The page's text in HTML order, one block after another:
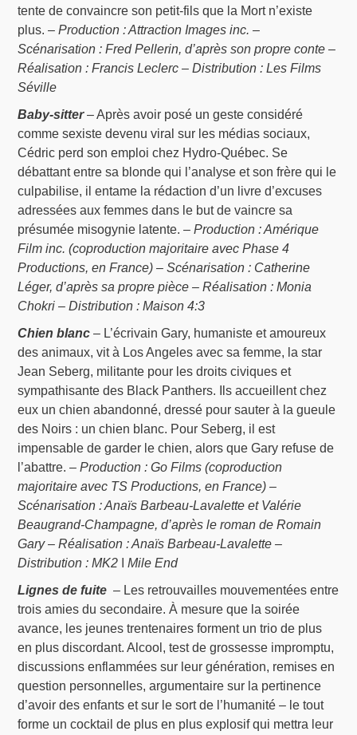
tente de convaincre son petit-fils que la Mort n’existe
plus. –Production : Attraction Images inc. –
Scénarisation : Fred Pellerin, d’après son propre conte –
Réalisation : Francis Leclerc – Distribution : Les Films
Séville
Baby-sitter– Après avoir posé un geste considéré
comme sexiste devenu viral sur les médias sociaux,
Cédric perd son emploi chez Hydro-Québec. Se
débattant entre sa blonde qui l’analyse et son frère qui le
culpabilise, il entame la rédaction d’un livre d’excuses
adressées aux femmes dans le but de vaincre sa
présumée misogynie latente. –Production : Amérique
Film inc. (coproduction majoritaire avec Phase 4
Productions, en France) – Scénarisation : Catherine
Léger, d’après sa propre pièce – Réalisation : Monia
Chokri – Distribution : Maison 4:3
Chien blanc – L’écrivain Gary, humaniste et amoureux
des animaux, vit à Los Angeles avec sa femme, la star
Jean Seberg, militante pour les droits civiques et
sympathisante des Black Panthers. Ils accueillent chez
eux un chien abandonné, dressé pour sauter à la gueule
des Noirs : un chien blanc. Pour Seberg, il est
impensable de garder le chien, alors que Gary refuse de
l’abattre. –Production : Go Films (coproduction
majoritaire avec TS Productions, en France) –
Scénarisation : Anaïs Barbeau-Lavalette et Valérie
Beaugrand-Champagne, d’après le roman de Romain
Gary – Réalisation : Anaïs Barbeau-Lavalette –
Distribution : MK2 ǀ Mile End
Lignes de fuite – Les retrouvailles mouvementées entre
trois amies du secondaire. À mesure que la soirée
avance, les jeunes trentenaires forment un trio de plus
en plus discordant. Alcool, test de grossesse impromptu,
discussions enflammées sur leur génération, remises en
question personnelles, argumentaire sur la pertinence
d’avoir des enfants et sur le sort de l’humanité – le tout
forme un cocktail de plus en plus explosif qui mettra leur